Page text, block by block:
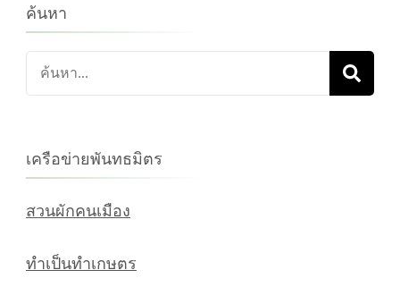
ค้นหา
ค้นหา
เกี่ยว
เครือข่ายพันทธมิตร
สวนผักคนเมือง
ทำเป็นทำเกษตร